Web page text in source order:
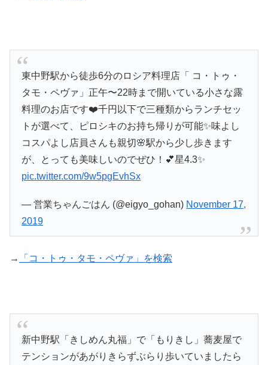
東中野駅から徒歩6分のロシア料理店「 コ・トゥ・
タモ・ペヴァ」正午〜22時まで開いている小さな露
料理のお店です❤️千円以下で三種類からランチセッ
トが選べて、ピロシキのお持ち帰りが可能✨味よし
コスパよし店員さんも親切🌸駅から少し歩きます
が、とっても美味しいのでぜひ！💕星4.3✨
pic.twitter.com/9w5pgEvhSx
— 営業ちゃんごはん (@eigyo_gohan) November 17,
2019
→ 「コ・トゥ・タモ・ペヴァ」を検索
新中野駅「きしめん丸福」で「もりきし」蕎麦屋で
テンションがあがりきらずぶらり歩いていましたら